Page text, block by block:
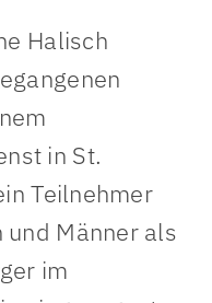
Halisch
in St.
Teilnehmer
Männer als
im